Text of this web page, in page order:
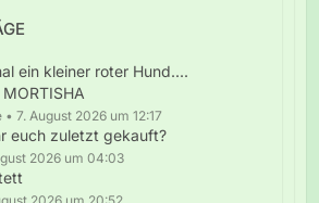
ein kleiner roter Hund....
7. August 2026 um 12:17
euch zuletzt gekauft?
2026 um 04:03